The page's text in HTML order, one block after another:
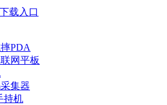
载入口
PDA
网平板
集器
持机